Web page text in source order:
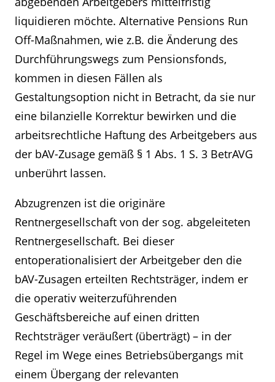
liquidieren möchte. Alternative Pensions Run
Off-Maßnahmen, wie z.B. die Änderung des
Durchführungswegs zum Pensionsfonds,
kommen in diesen Fällen als
Gestaltungsoption nicht in Betracht, da sie nur
eine bilanzielle Korrektur bewirken und die
arbeitsrechtliche Haftung des Arbeitgebers aus
der bAV-Zusage gemäß § 1 Abs. 1 S. 3 BetrAVG
unberührt lassen.
Abzugrenzen ist die originäre
Rentnergesellschaft von der sog. abgeleiteten
Rentnergesellschaft. Bei dieser
entoperationalisiert der Arbeitgeber den die
bAV-Zusagen erteilten Rechtsträger, indem er
die operativ weiterzuführenden
Geschäftsbereiche auf einen dritten
Rechtsträger veräußert (überträgt) – in der
Regel im Wege eines Betriebsübergangs mit
einem Übergang der relevanten